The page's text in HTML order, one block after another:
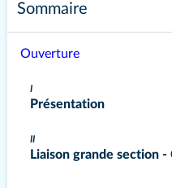
Sommaire
Ouverture
I
Présentation
II
Liaison grande section -